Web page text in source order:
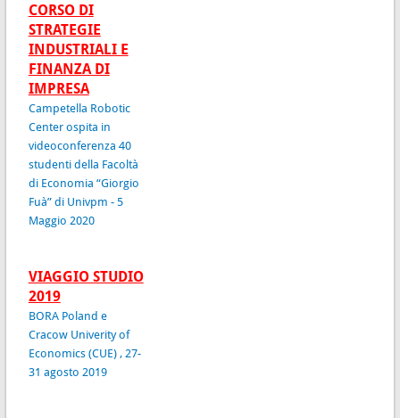
CORSO DI
STRATEGIE
INDUSTRIALI E
FINANZA DI
IMPRESA
Campetella Robotic
Center ospita in
videoconferenza 40
studenti della Facoltà
di Economia “Giorgio
Fuà” di Univpm - 5
Maggio 2020
VIAGGIO STUDIO
2019
BORA Poland e
Cracow Univerity of
Economics (CUE) , 27-
31 agosto 2019